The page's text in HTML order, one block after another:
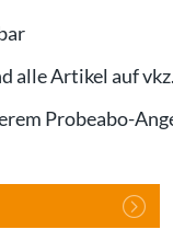
alle Artikel auf
Probeabo-